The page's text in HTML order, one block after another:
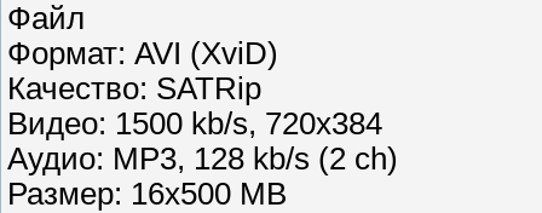
Файл
Формат: AVI (XviD)
Качество: SATRip
Видео: 1500 kb/s, 720x384
Аудио: MP3, 128 kb/s (2 ch)
Размер: 16х500 MB